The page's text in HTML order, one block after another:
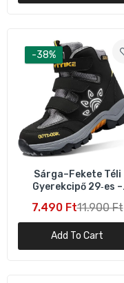
-38%
Sárga–Fekete Téli
Gyerekcipő 29‑es –
7.490 Ft11.900 Ft
Add To Cart